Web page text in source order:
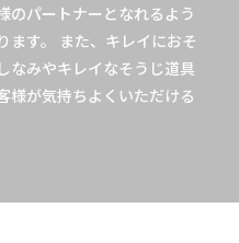
のパートナーとなれるよう
ます。 また、キレイにおそ
なみやキレイなそうじ道具
様が気持ちよくいただける